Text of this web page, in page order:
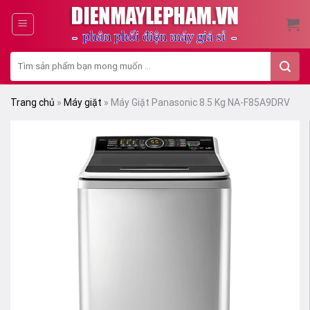
kiếm:
Trang chủ » Máy giặt » Máy Giặt Panasonic 8.5 Kg NA-F85A9DRV